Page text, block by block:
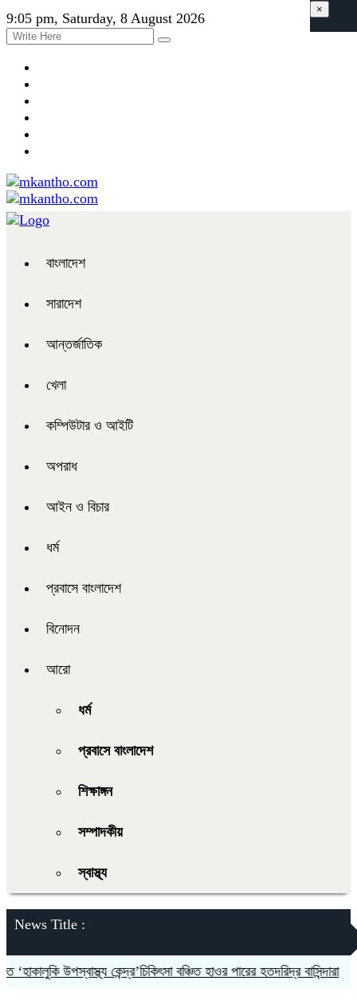
9:05 pm, Saturday, 8 August 2026
বাংলাদেশ
সারাদেশ
আন্তর্জাতিক
খেলা
কম্পিউটার ও আইটি
অপরাধ
আইন ও বিচার
ধর্ম
প্রবাসে বাংলাদেশ
বিনোদন
আরো
ধর্ম
প্রবাসে বাংলাদেশ
শিক্ষাঙ্গন
সম্পাদকীয়
স্বাস্থ্য
News Title :
উপস্বাস্থ্য কেন্দ্র’চিকিৎসা বঞ্চিত হাওর পারের হতদরিদ্র বাসিন্দারা
×